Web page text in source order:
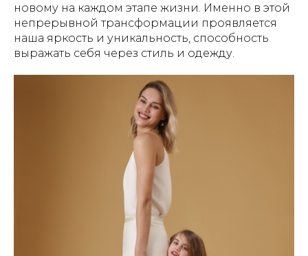
новому на каждом этапе жизни. Именно в этой
непрерывной трансформации проявляется
наша яркость и уникальность, способность
выражать себя через стиль и одежду.